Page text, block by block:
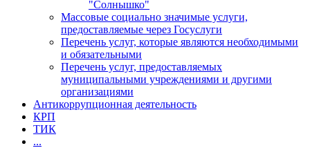
"Солнышко"
Массовые социально значимые услуги,
предоставляемые через Госуслуги
Перечень услуг, которые являются необходимыми
и обязательными
Перечень услуг, предоставляемых
муниципальными учреждениями и другими
организациями
Антикоррупционная деятельность
КРП
ТИК
...